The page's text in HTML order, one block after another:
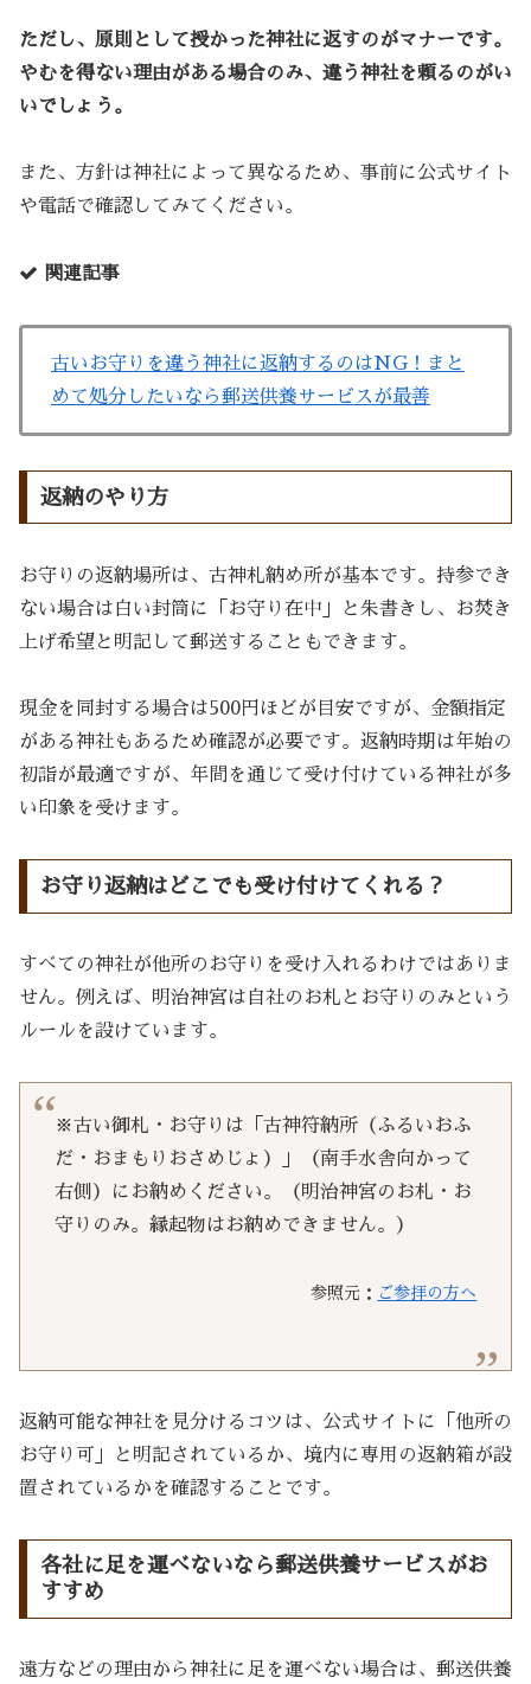
ただし、原則として授かった神社に返すのがマナーです。
やむを得ない理由がある場合のみ、違う神社を頼るのがい
いでしょう。
また、方針は神社によって異なるため、事前に公式サイト
や電話で確認してみてください。
関連記事
古いお守りを違う神社に返納するのはNG！まと
めて処分したいなら郵送供養サービスが最善
返納のやり方
お守りの返納場所は、古神札納め所が基本です。持参でき
ない場合は白い封筒に「お守り在中」と朱書きし、お焚き
上げ希望と明記して郵送することもできます。
現金を同封する場合は500円ほどが目安ですが、金額指定
がある神社もあるため確認が必要です。 返納時期は年始の
初詣が最適ですが、年間を通じて受け付けている神社が多
い印象を受けます。
お守り返納はどこでも受け付けてくれる？
すべての神社が他所のお守りを受け入れるわけではありま
せん。例えば、明治神宮は自社のお札とお守りのみという
ルールを設けています。
※古い御札・お守りは「古神符納所（ふるいおふ
だ・おまもりおさめじょ）」（南手水舎向かって
右側）にお納めください。（明治神宮のお札・お
守りのみ。縁起物はお納めできません。）
参照元： ご参拝の方へ
返納可能な神社を見分けるコツは、公式サイトに「他所の
お守り可」と明記されているか、境内に専用の返納箱が設
置されているかを確認することです。
各社に足を運べないなら郵送供養サービスがお
すすめ
遠方などの理由から神社に足を運べない場合は、郵送供養